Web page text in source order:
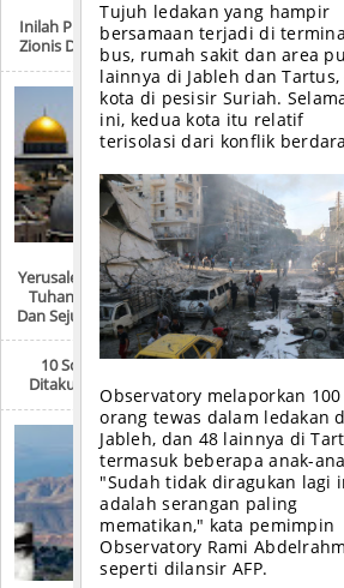
Inilah Produk-Produk
Zionis Di Sekitar Anda
Yerusalem: “Kota Satu
Tuhan, Tiga Agama
Dan Sejuta Pertikaian”
10 Sosok Paling
Ditakuti AS Saat Ini
Tujuh ledakan yang hampir
bersamaan terjadi di
bus, rumah sakit dan area
lainnya di Jableh dan Tartus,
kota di pesisir Suriah.
ini, kedua kota itu relatif
terisolasi dari konflik
Observatory melaporkan 100
orang tewas dalam ledakan
Jableh, dan 48 lainnya di
termasuk beberapa anak-
"Sudah tidak diragukan lagi
adalah serangan paling
mematikan," kata pemimpin
Observatory Rami
seperti dilansir AFP.